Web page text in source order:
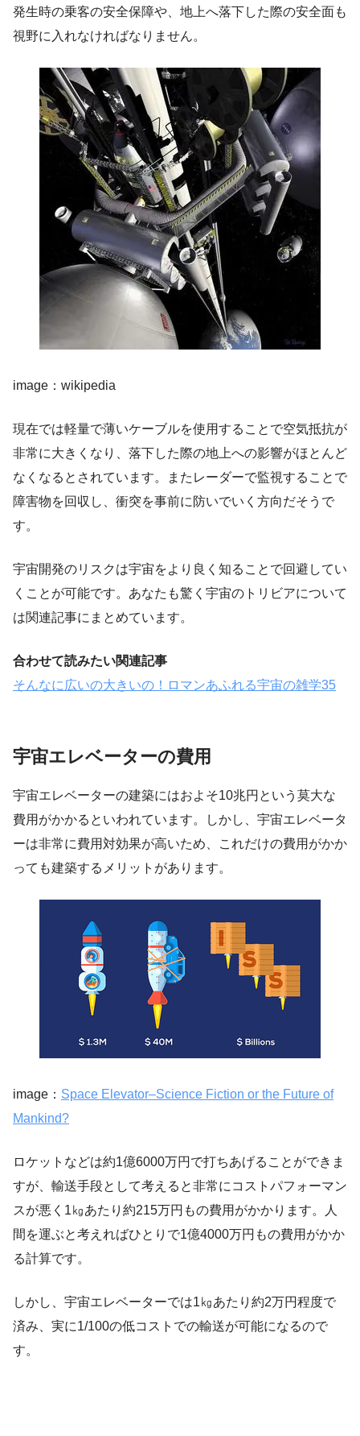
発生時の乗客の安全保障や、地上へ落下した際の安全面も
視野に入れなければなりません。
image：wikipedia
現在では軽量で薄いケーブルを使用することで空気抵抗が
非常に大きくなり、落下した際の地上への影響がほとんど
なくなるとされています。またレーダーで監視することで
障害物を回収し、衝突を事前に防いでいく方向だそうで
す。
宇宙開発のリスクは宇宙をより良く知ることで回避してい
くことが可能です。あなたも驚く宇宙のトリビアについて
は関連記事にまとめています。
合わせて読みたい関連記事
そんなに広いの大きいの！ロマンあふれる宇宙の雑学35
宇宙エレベーターの費用
宇宙エレベーターの建築にはおよそ10兆円という莫大な
費用がかかるといわれています。しかし、宇宙エレベータ
ーは非常に費用対効果が高いため、これだけの費用がかか
っても建築するメリットがあります。
image： Space Elevator–Science Fiction or the Future of
Mankind?
ロケットなどは約1億6000万円で打ちあげることができま
すが、輸送手段として考えると非常にコストパフォーマン
スが悪く1㎏あたり約215万円もの費用がかかります。人
間を運ぶと考えればひとりで1億4000万円もの費用がかか
る計算です。
しかし、宇宙エレベーターでは1㎏あたり約2万円程度で
済み、実に1/100の低コストでの輸送が可能になるので
す。